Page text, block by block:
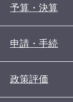
予算・決算
申請・手続
政策評価